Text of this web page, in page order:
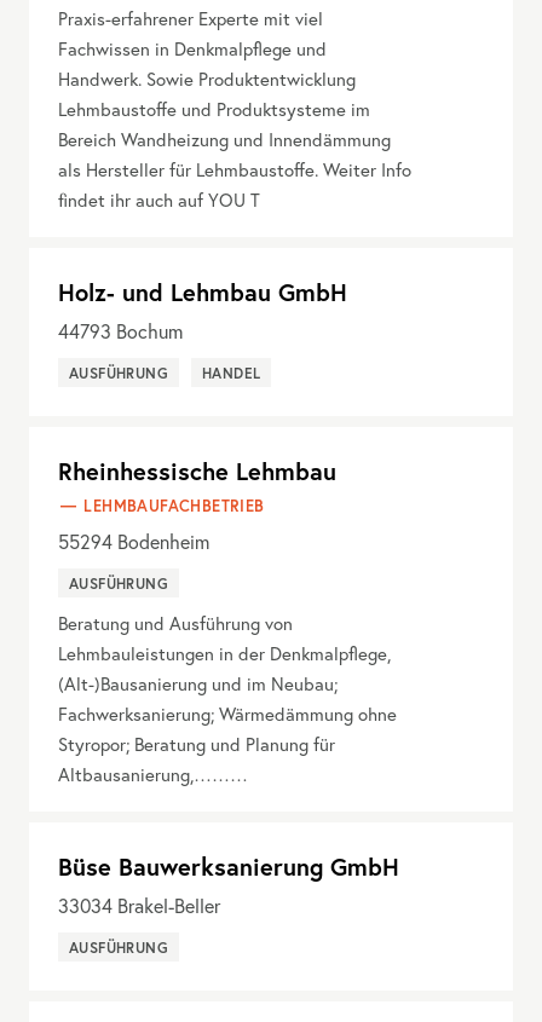
Praxis-erfahrener Experte mit viel
Fachwissen in Denkmalpflege und
Handwerk. Sowie Produktentwicklung
Lehmbaustoffe und Produktsysteme im
Bereich Wandheizung und Innendämmung
als Hersteller für Lehmbaustoffe. Weiter Info
findet ihr auch auf YOU T
Holz- und Lehmbau GmbH
44793 Bochum
AUSFÜHRUNG HANDEL
Rheinhessische Lehmbau
LEHMBAUFACHBETRIEB
55294 Bodenheim
AUSFÜHRUNG
Beratung und Ausführung von
Lehmbauleistungen in der Denkmalpflege,
(Alt-)Bausanierung und im Neubau;
Fachwerksanierung; Wärmedämmung ohne
Styropor; Beratung und Planung für
Altbausanierung,………
Büse Bauwerksanierung GmbH
33034 Brakel-Beller
AUSFÜHRUNG